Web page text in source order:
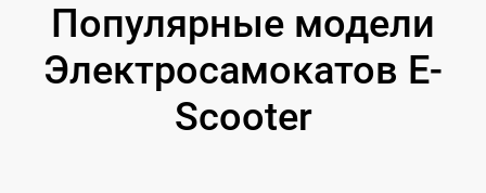
Популярные модели
Электросамокатов E-
Scooter